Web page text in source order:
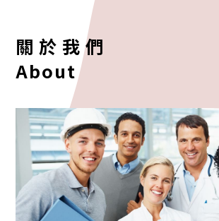
關於我們
About